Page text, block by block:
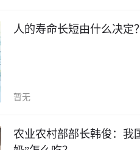
人的寿命长短由什么决定
暂无
农业农村部部长韩俊：我